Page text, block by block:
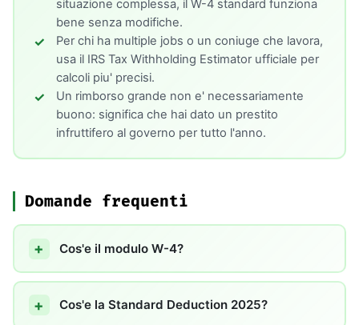
situazione complessa, il W-4 standard funziona
bene senza modifiche.
Per chi ha multiple jobs o un coniuge che lavora,
usa il IRS Tax Withholding Estimator ufficiale per
calcoli piu' precisi.
Un rimborso grande non e' necessariamente
buono: significa che hai dato un prestito
infruttifero al governo per tutto l'anno.
Domande frequenti
Cos'e il modulo W-4?
Cos'e la Standard Deduction 2025?